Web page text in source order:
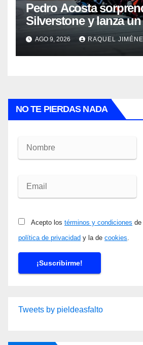
Pedro Acosta
Silverstone y lanza un
estamos tan lejos del
campeonato”
AGO 9, 2026 RAQUEL
NO TE PIERDAS NADA
Acepto los términos y condiciones
política de privacidad y la de cookies
Tweets by pieldeasfalto